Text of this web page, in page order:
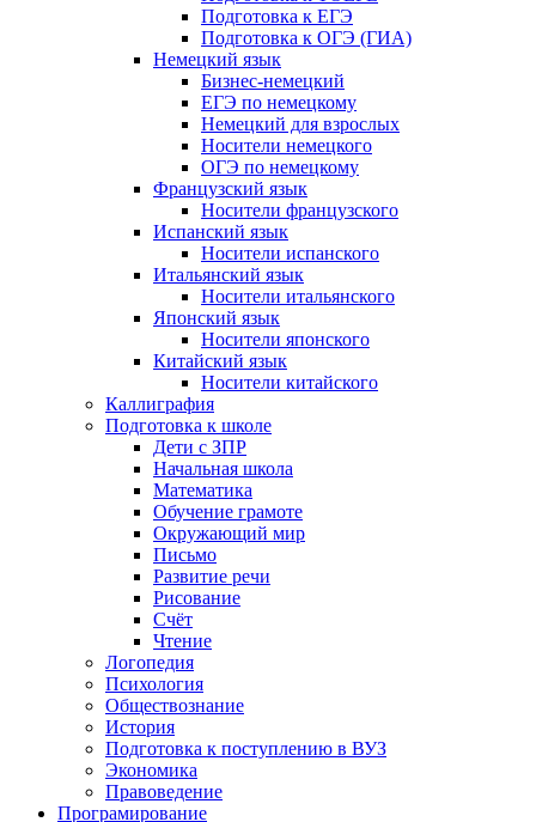
Подготовка к ЕГЭ
Подготовка к ОГЭ (ГИА)
Немецкий язык
Бизнес-немецкий
ЕГЭ по немецкому
Немецкий для взрослых
Носители немецкого
ОГЭ по немецкому
Французский язык
Носители французского
Испанский язык
Носители испанского
Итальянский язык
Носители итальянского
Японский язык
Носители японского
Китайский язык
Носители китайского
Каллиграфия
Подготовка к школе
Дети с ЗПР
Начальная школа
Математика
Обучение грамоте
Окружающий мир
Письмо
Развитие речи
Рисование
Счёт
Чтение
Логопедия
Психология
Обществознание
История
Подготовка к поступлению в ВУЗ
Экономика
Правоведение
Програмирование